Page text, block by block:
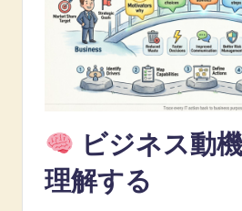
&
ビジネス動
理解する